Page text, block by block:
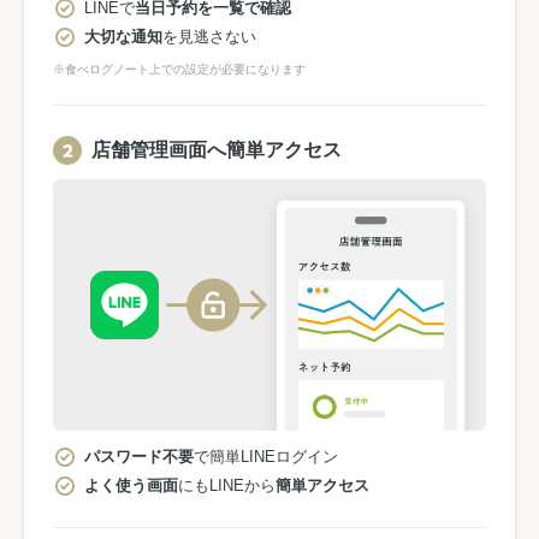
LINEで当日予約を一覧で確認
大切な通知を見逃さない
※食べログノート上での設定が必要になります
店舗管理画面へ簡単アクセス
パスワード不要で簡単LINEログイン
よく使う画面にもLINEから簡単アクセス